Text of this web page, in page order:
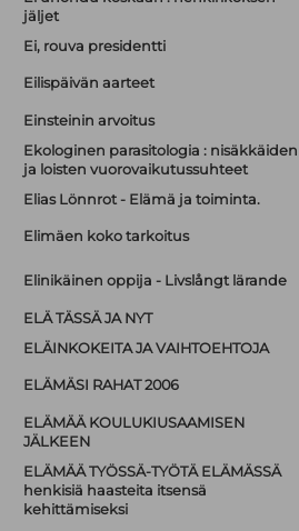
jäljet
Ei, rouva presidentti
Eilispäivän aarteet
Einsteinin arvoitus
Ekologinen parasitologia : nisäkkäiden
ja loisten vuorovaikutussuhteet
Elias Lönnrot - Elämä ja toiminta.
Elimäen koko tarkoitus
Elinikäinen oppija - Livslångt lärande
ELÄ TÄSSÄ JA NYT
ELÄINKOKEITA JA VAIHTOEHTOJA
ELÄMÄSI RAHAT 2006
ELÄMÄÄ KOULUKIUSAAMISEN
JÄLKEEN
ELÄMÄÄ TYÖSSÄ-TYÖTÄ ELÄMÄSSÄ
henkisiä haasteita itsensä
kehittämiseksi